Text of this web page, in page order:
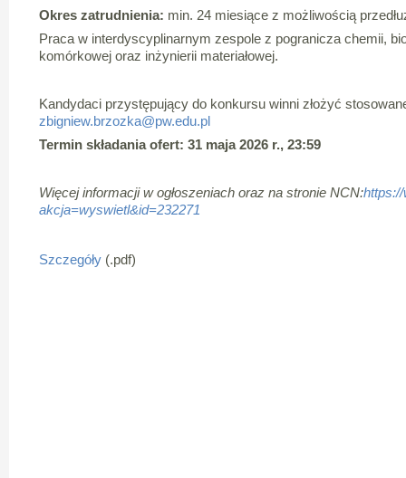
Okres zatrudnienia: min. 24 miesiące z możliwością
Praca w interdyscyplinarnym zespole z pogranicza chemii,
komórkowej oraz inżynierii materiałowej.
Kandydaci przystępujący do konkursu winni złożyć
zbigniew.brzozka@pw.edu.pl
Termin składania ofert: 31 maja 2026 r., 23:59
Więcej informacji w ogłoszeniach oraz na stronie NCN:https://
akcja=wyswietl&id=232271
Szczegóły(.pdf)